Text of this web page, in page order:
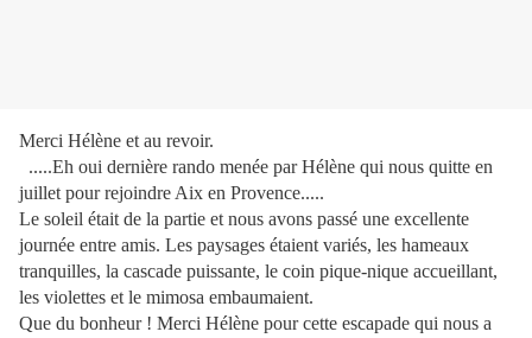
Merci Hélène et au revoir.
.....Eh oui dernière rando menée par Hélène qui nous quitte en
juillet pour rejoindre Aix en Provence.....
Le soleil était de la partie et nous avons passé une excellente
journée entre amis. Les paysages étaient variés, les hameaux
tranquilles, la cascade puissante, le coin pique-nique accueillant,
les violettes et le mimosa embaumaient.
Que du bonheur ! Merci Hélène pour cette escapade qui nous a